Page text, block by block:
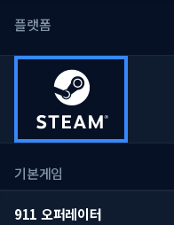
플랫폼
기본게임
911 오퍼레이터